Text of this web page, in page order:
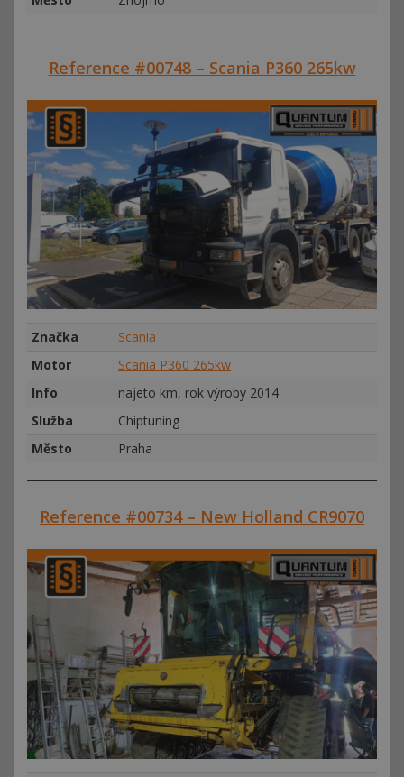
Reference #00748 – Scania P360 265kw
Značka
Scania
Motor
Scania P360 265kw
Info
najeto km, rok výroby 2014
Služba
Chiptuning
Město
Praha
Reference #00734 – New Holland CR9070